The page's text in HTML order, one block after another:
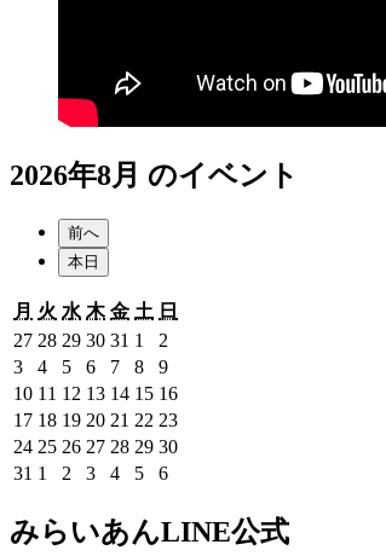
2026年8月 のイベント
前へ
本日
月 月
曜
日
火 火
曜
日
水 水
曜
日
木木
曜
日
金金
曜
日
土 土
曜
日
日
272026
年
7
月
27
日
282026
年
7
月
28
日
292026
年
7
月
29
日
302026
年
7
月
30
日
31 2026
年
7
月
31
日
1
2026
年
8
月
1
日
2
年
8
月
2
日
32026
年
8
月
3
日
42026
年
8
月
4
日
52026
年
8
月
5
日
62026
年
8
月
6
日
72026
年
8
月
7
日
82026
年
8
月
8
日
92026
年
8
月
9
日
102026
年
8
月
10
11 2026
年
8
月
11
12 2026
年
8
月
12
132026
年
8
月
13
142026
年
8
月
14
152026
年
8
月
15
162026
8
172026
年
8
日
182026
年
8
日
192026
年
8
日
202026
年
日
21 2026
年
8
日
22 2026
年
8
日
232026
年
日
242026
年
月
24
252026
年
25
262026
年
26
272026
年
月
27
282026
年
月
28
292026
年
29
302026
30
31 2026
月
1
2026
9
月
2 2026
9
月
32026
月
42026
9
月
52026
9
月
62026
9
月
みらいあんLINE公式